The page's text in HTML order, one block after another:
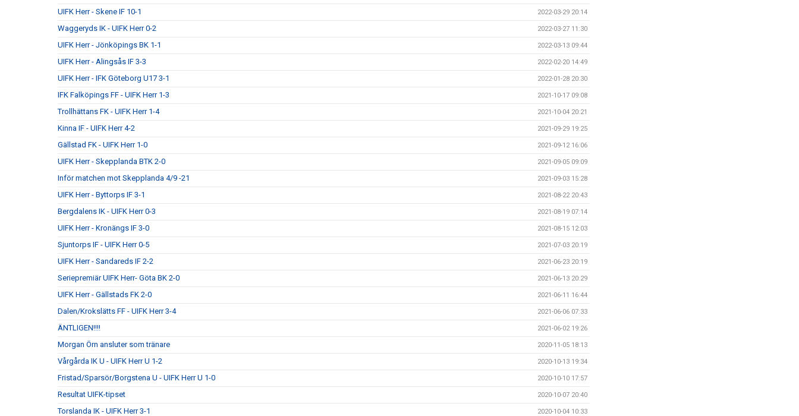
UIFK Herr - Skene IF 10-1 2022-03-29 20:14
Waggeryds IK - UIFK Herr 0-2 2022-03-27 11:30
UIFK Herr - Jönköpings BK 1-1 2022-03-13 09:44
UIFK Herr - Alingsås IF 3-3 2022-02-20 14:49
UIFK Herr - IFK Göteborg U17 3-1 2022-01-28 20:30
IFK Falköpings FF - UIFK Herr 1-3 2021-10-17 09:08
Trollhättans FK - UIFK Herr 1-4 2021-10-04 20:21
Kinna IF - UIFK Herr 4-2 2021-09-29 19:25
Gällstad FK - UIFK Herr 1-0 2021-09-12 16:06
UIFK Herr - Skepplanda BTK 2-0 2021-09-05 09:09
Inför matchen mot Skepplanda 4/9 -21 2021-09-03 15:28
UIFK Herr - Byttorps IF 3-1 2021-08-22 20:43
Bergdalens IK - UIFK Herr 0-3 2021-08-19 07:14
UIFK Herr - Kronängs IF 3-0 2021-08-15 12:03
Sjuntorps IF - UIFK Herr 0-5 2021-07-03 20:19
UIFK Herr - Sandareds IF 2-2 2021-06-23 20:19
Seriepremiär UIFK Herr- Göta BK 2-0 2021-06-13 20:29
UIFK Herr - Gällstads FK 2-0 2021-06-11 16:44
Dalen/Krokslätts FF - UIFK Herr 3-4 2021-06-06 07:33
ÄNTLIGEN!!!! 2021-06-02 19:26
Morgan Örn ansluter som tränare 2020-11-05 18:13
Vårgårda IK U - UIFK Herr U 1-2 2020-10-13 19:34
Fristad/Sparsör/Borgstena U - UIFK Herr U 1-0 2020-10-10 17:57
Resultat UIFK-tipset 2020-10-07 20:40
Torslanda IK - UIFK Herr 3-1 2020-10-04 10:33